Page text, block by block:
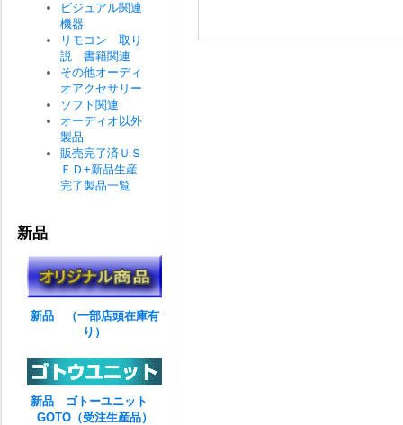
ビジュアル関連
機器
リモコン 取り
説 書籍関連
その他オーディ
オアクセサリー
ソフト関連
オーディオ以外
製品
販売完了済ＵＳ
ＥＤ+新品生産
完了製品一覧
新品
新品 （一部店頭在庫有
り）
新品 ゴトーユニット
GOTO（受注生産品）